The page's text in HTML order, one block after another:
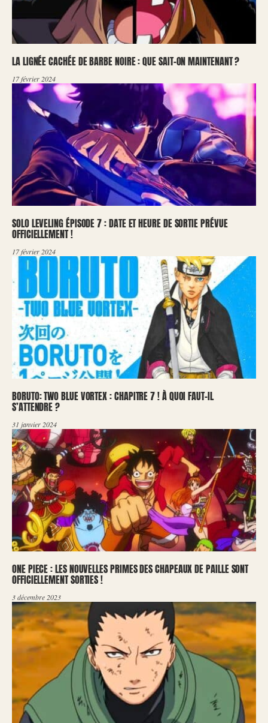
LA LIGNÉE CACHÉE DE BARBE NOIRE : QUE SAIT-ON MAINTENANT ?
17 février 2024
SOLO LEVELING ÉPISODE 7 : DATE ET HEURE DE SORTIE PRÉVUE
OFFICIELLEMENT !
17 février 2024
BORUTO: TWO BLUE VORTEX : CHAPITRE 7 ! À QUOI FAUT-IL
S’ATTENDRE ?
31 janvier 2024
ONE PIECE : LES NOUVELLES PRIMES DES CHAPEAUX DE PAILLE SONT
OFFICIELLEMENT SORTIES !
3 décembre 2023